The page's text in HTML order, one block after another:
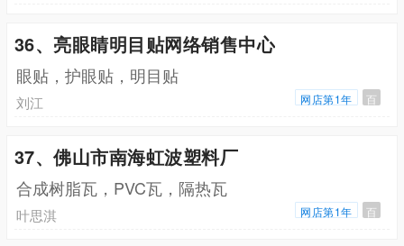
36、亮眼睛明目贴网络销售中心
眼贴，护眼贴，明目贴
刘江 网店第1年 百
37、佛山市南海虹波塑料厂
合成树脂瓦，PVC瓦，隔热瓦
叶思淇 网店第1年 百